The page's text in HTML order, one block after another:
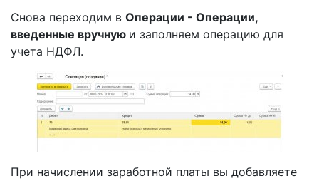
Снова переходим в Операции - Операции,
введенные вручную и заполняем операцию для
учета НДФЛ.
При начислении заработной платы вы добавляете